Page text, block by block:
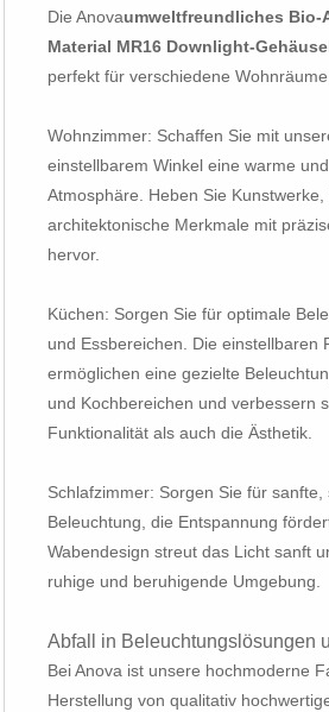
Die Anovaumweltfreundliches Bio-
Material MR16 Downlight-Gehäuse
perfekt für verschiedene
Wohnzimmer: Schaffen Sie mit
einstellbarem Winkel eine warme
Atmosphäre. Heben Sie
architektonische Merkmale mit
hervor.
Küchen: Sorgen Sie für optimale
und Essbereichen. Die einstellbaren
ermöglichen eine gezielte
und Kochbereichen und verbessern
Funktionalität als auch die Ästhetik.
Schlafzimmer: Sorgen Sie für sanfte,
Beleuchtung, die Entspannung
Wabendesign streut das Licht sanft
ruhige und beruhigende Umgebung.
Abfall in Beleuchtungslösungen
Bei Anova ist unsere hochmoderne
Herstellung von qualitativ